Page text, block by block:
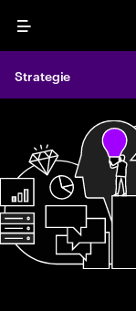
Menu
Strategie